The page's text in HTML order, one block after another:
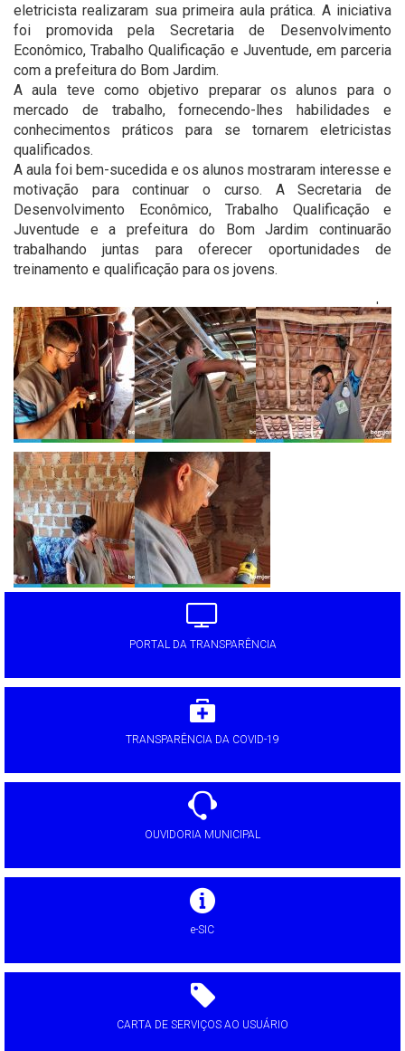
eletricista realizaram sua primeira aula prática. A iniciativa
foi promovida pela Secretaria de Desenvolvimento
Econômico, Trabalho Qualificação e Juventude, em parceria
com a prefeitura do Bom Jardim.
A aula teve como objetivo preparar os alunos para o
mercado de trabalho, fornecendo-lhes habilidades e
conhecimentos práticos para se tornarem eletricistas
qualificados.
A aula foi bem-sucedida e os alunos mostraram interesse e
motivação para continuar o curso. A Secretaria de
Desenvolvimento Econômico, Trabalho Qualificação e
Juventude e a prefeitura do Bom Jardim continuarão
trabalhando juntas para oferecer oportunidades de
treinamento e qualificação para os jovens.
PORTAL DA TRANSPARÊNCIA
TRANSPARÊNCIA DA COVID-19
OUVIDORIA MUNICIPAL
e-SIC
CARTA DE SERVIÇOS AO USUÁRIO
'